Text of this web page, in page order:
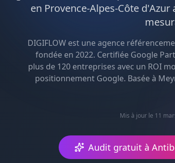
en Provence-Alpes-Côte d'Azur
DIGIFLOW est une agence
fondée en 2022. Certifiée Google
plus de 120 entreprises avec un ROI
positionnement Google. Basée à
Mis à jour le 11
Audit gratuit à